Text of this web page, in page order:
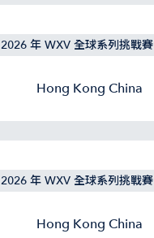
2026 年 WXV 全球系列挑戰賽
Hong Kong China
2026 年 WXV 全球系列挑戰賽
Hong Kong China